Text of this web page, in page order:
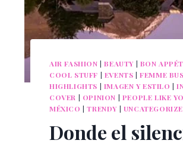
AIR FASHION |BEAUTY | BON
COOL STUFF | EVENTS |FEMME
HIGHLIGHTS | IMAGEN Y ESTILO |
COVER | OPINION | PEOPLE LIKE
MÉXICO |TRENDY |
Donde el